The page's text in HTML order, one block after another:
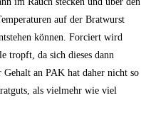
auf der Bratwurst
können. Forciert wird
tropft, da sich dieses dann
an PAK hat daher nicht so
als vielmehr wie viel